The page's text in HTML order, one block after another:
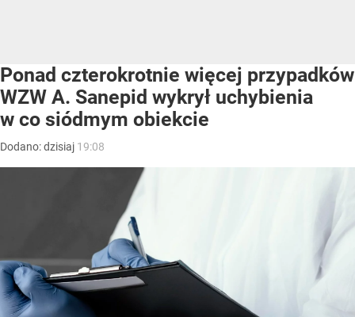
Ponad czterokrotnie więcej przypadków
WZW A. Sanepid wykrył uchybienia
w co siódmym obiekcie
Dodano:dzisiaj 19:08